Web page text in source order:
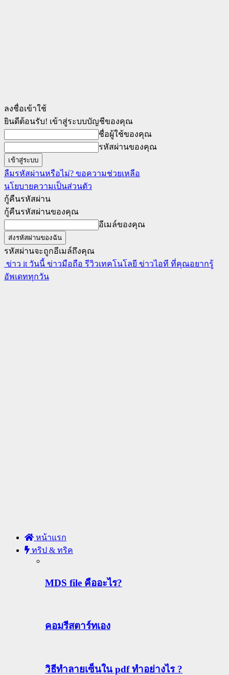
ลงชื่อเข้าใช้
ยินดีต้อนรับ! เข้าสู่ระบบบัญชีของคุณ
ชื่อผู้ใช้ของคุณ
รหัสผ่านของคุณ
ลืมรหัสผ่านหรือไม่? ขอความช่วยเหลือ
นโยบายความเป็นส่วนตัว
กู้คืนรหัสผ่าน
กู้คืนรหัสผ่านของคุณ
อีเมล์ของคุณ
รหัสผ่านจะถูกอีเมล์ถึงคุณ
ข่าว it วันนี้ ข่าวมือถือ รีวิวเทคโนโลยี ข่าวไอที ที่คุณอยากรู้
อัพเดททุกวัน
หน้าแรก
ทริป & ทริค
MDS file คืออะไร?
คอมรีสตาร์ทเอง
วิธีทําลายเซ็นใน pdf ทำอย่างไร ?